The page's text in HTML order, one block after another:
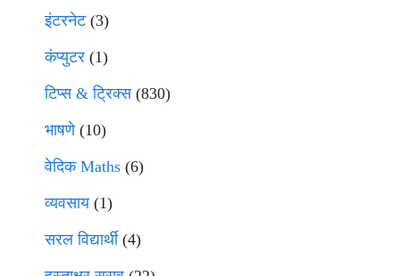
इंटरनेट(3)
कंप्युटर (1)
टिप्स & ट्रिक्स(830)
भाषणे(10)
वेदिक Maths (6)
व्यवसाय(1)
सरल विद्यार्थी(4)